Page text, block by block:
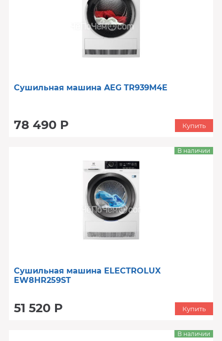
Сушильная машина AEG TR939M4E
78 490 Р Купить
Сушильная машина ELECTROLUX
EW8HR259ST
51 520 Р
В наличии
Купить
В наличии